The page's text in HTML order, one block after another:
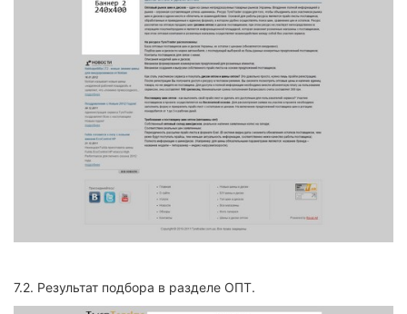
7.2. Результат подбора в разделе ОПТ.